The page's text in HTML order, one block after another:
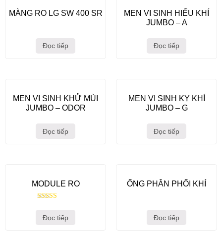
MÀNG RO LG SW 400 SR
Đọc tiếp
MEN VI SINH HIẾU KHÍ
JUMBO – A
Đọc tiếp
MEN VI SINH KHỬ MÙI
JUMBO – ODOR
Đọc tiếp
MEN VI SINH KỴ KHÍ
JUMBO – G
Đọc tiếp
MODULE RO
5.00
Đọc tiếp
ỐNG PHÂN PHỐI KHÍ
Đọc tiếp